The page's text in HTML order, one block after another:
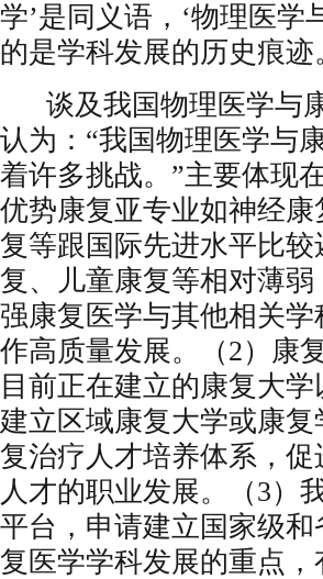
学’是同义语，‘物理医学
的是学科发展的历史痕迹
谈及我国物理医学与
认为：“我国物理医学与
着许多挑战。”主要体现
优势康复亚专业如神经
复等跟国际先进水平比
复、儿童康复等相对薄
强康复医学与其他相关
作高质量发展。（2）康
目前正在建立的康复大
建立区域康复大学或康
复治疗人才培养体系，
人才的职业发展。（3）
平台，申请建立国家级
复医学学科发展的重点